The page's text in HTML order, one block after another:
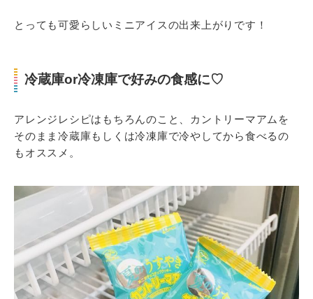
とっても可愛らしいミニアイスの出来上がりです！
冷蔵庫or冷凍庫で好みの食感に♡
アレンジレシピはもちろんのこと、カントリーマアムを
そのまま冷蔵庫もしくは冷凍庫で冷やしてから食べるの
もオススメ。